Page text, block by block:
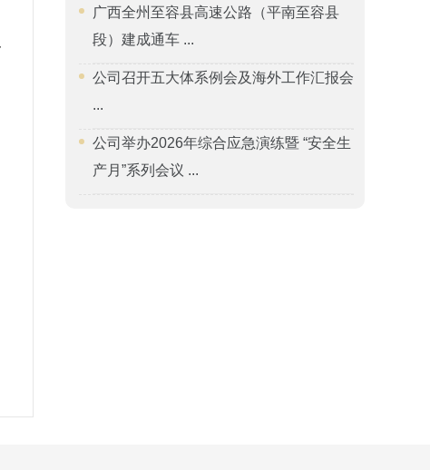
广西全州至容县高速公路（平南至容县
段）建成通车 ...
公司召开五大体系例会及海外工作汇报会
...
公司举办2026年综合应急演练暨 “安全生
产月”系列会议 ...